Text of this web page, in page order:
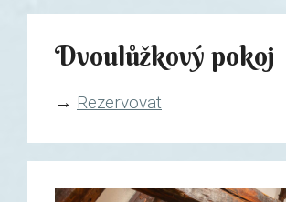
Dvoulůžkový pokoj
→ Rezervovat